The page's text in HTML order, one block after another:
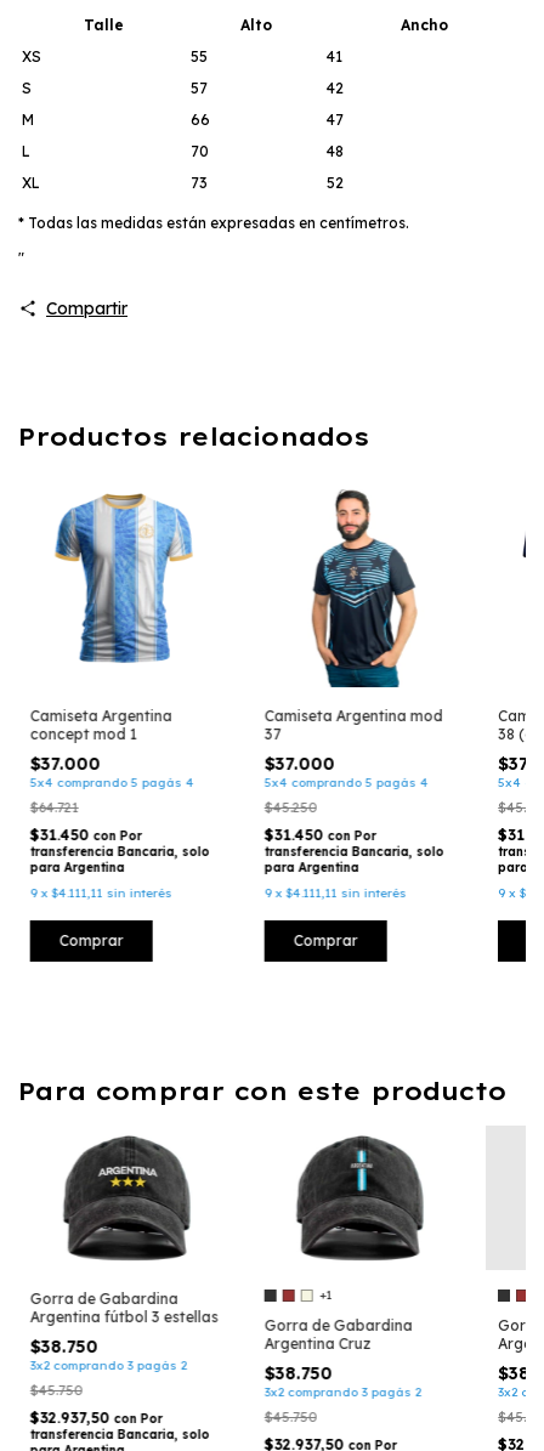
Talle Alto
Ancho
XS
55
41
S
57
42
M
66
47
L
70
48
XL
73 52
* Todas las medidas están expresadas en centímetros.
"
Compartir
Productos relacionados
Camiseta Argentina
concept mod 1
$37.000
5x4 comprando 5 pagás 4
$64.721
$31.450 con Por
transferencia Bancaria, solo
para Argentina
9 x$4.111,11 sin interés
Comprar
Camiseta Argentina mod
37
$37.000
5x4 comprando 5 pagás 4
$45.250
$31.450 con Por
transferencia Bancaria, solo
para Argentina
9 x$4.111,11 sin interés
Comprar
38
5x4
para
9 x
Para comprar con este producto
Gorra de Gabardina
Argentina fútbol 3 estellas
$38.750
3x2 comprando 3 pagás 2
$45.750
$32.937,50 con Por
transferencia Bancaria, solo
+1
Gorra de Gabardina
Argentina Cruz
$38.750
3x2 comprando 3 pagás 2
$45.750
$32.937,50 con Por
Gorra
3x2